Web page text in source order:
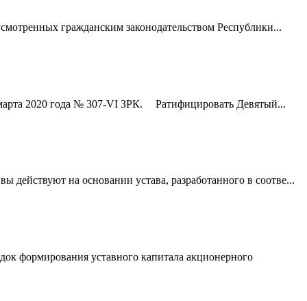
гражданским законодательством Республики...
2020 года № 307-VІ ЗРК. Ратифицировать Девятый...
на основании устава, разработанного в соотве...
формирования уставного капитала акционерного